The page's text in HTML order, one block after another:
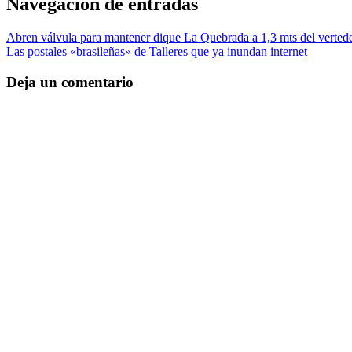
Abren válvula para mantener dique La Quebrada a 1,3 mts del
Las postales «brasileñas» de Talleres que ya inundan internet
Deja un comentario